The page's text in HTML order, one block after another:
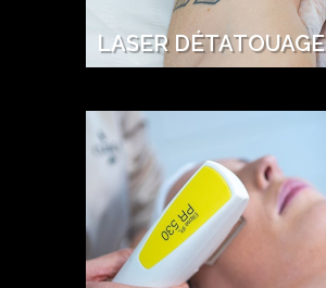
LASER DÉTATOUAGE